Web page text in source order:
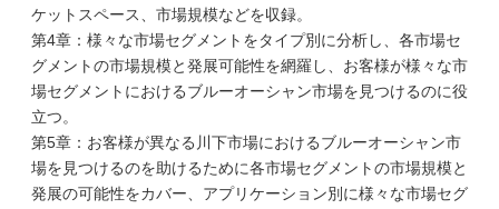
ケットスペース、市場規模などを収録。
第4章：様々な市場セグメントをタイプ別に分析し、各市場セ
グメントの市場規模と発展可能性を網羅し、お客様が様々な市
場セグメントにおけるブルーオーシャン市場を見つけるのに役
立つ。
第5章：お客様が異なる川下市場におけるブルーオーシャン市
場を見つけるのを助けるために各市場セグメントの市場規模と
発展の可能性をカバー、アプリケーション別に様々な市場セグ